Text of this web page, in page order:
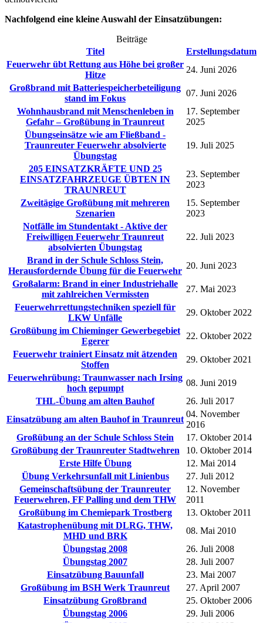
Nachfolgend eine kleine Auswahl der Einsatzübungen:
Beiträge
Titel
Erstellungsdatum
Feuerwehr übt Rettung aus Höhe bei großer
Hitze
24. Juni 2026
Großbrand mit Batteriespeicherbeteiligung
stand im Fokus
07. Juni 2026
Wohnhausbrand mit Menschenleben in
Gefahr – Großübung in Traunreut
17. September
2025
Übungseinsätze wie am Fließband -
Traunreuter Feuerwehr absolvierte
Übungstag
19. Juli 2025
205 EINSATZKRÄFTE UND 25
EINSATZFAHRZEUGE ÜBTEN IN
TRAUNREUT
23. September
2023
Zweitägige Großübung mit mehreren
Szenarien
15. September
2023
Notfälle im Stundentakt - Aktive der
Freiwilligen Feuerwehr Traunreut
absolvierten Übungstag
22. Juli 2023
Brand in der Schule Schloss Stein,
Herausfordernde Übung für die Feuerwehr
20. Juni 2023
Großalarm: Brand in einer Industriehalle
mit zahlreichen Vermissten
27. Mai 2023
Feuerwehrrettungstechniken speziell für
LKW Unfälle
29. Oktober 2022
Großübung im Chieminger Gewerbegebiet
Egerer
22. Oktober 2022
Feuerwehr trainiert Einsatz mit ätzenden
Stoffen
29. Oktober 2021
Feuerwehrübung: Traunwasser nach Irsing
hoch gepumpt
08. Juni 2019
THL-Übung am alten Bauhof
26. Juli 2017
Einsatzübung am alten Bauhof in Traunreut
04. November
2016
Großübung an der Schule Schloss Stein
17. Oktober 2014
Großübung der Traunreuter Stadtwehren
10. Oktober 2014
Erste Hilfe Übung
12. Mai 2014
Übung Verkehrsunfall mit Linienbus
27. Juli 2012
Gemeinschaftsübung der Traunreuter
Feuerwehren, FF Palling und dem THW
12. November
2011
Großübung im Chemiepark Trostberg
13. Oktober 2011
Katastrophenübung mit DLRG, THW,
MHD und BRK
08. Mai 2010
Übungstag 2008
26. Juli 2008
Übungstag 2007
28. Juli 2007
Einsatzübung Bauunfall
23. Mai 2007
Großübung im BSH Werk Traunreut
27. April 2007
Einsatzübung Großbrand
25. Oktober 2006
Übungstag 2006
29. Juli 2006